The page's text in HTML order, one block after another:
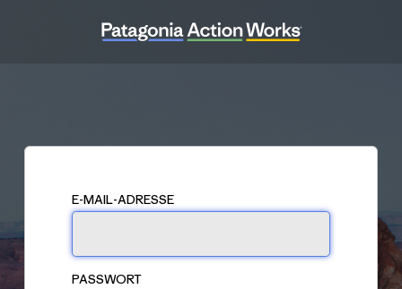
Anmelden
E-MAIL-ADRESSE
PASSWORT